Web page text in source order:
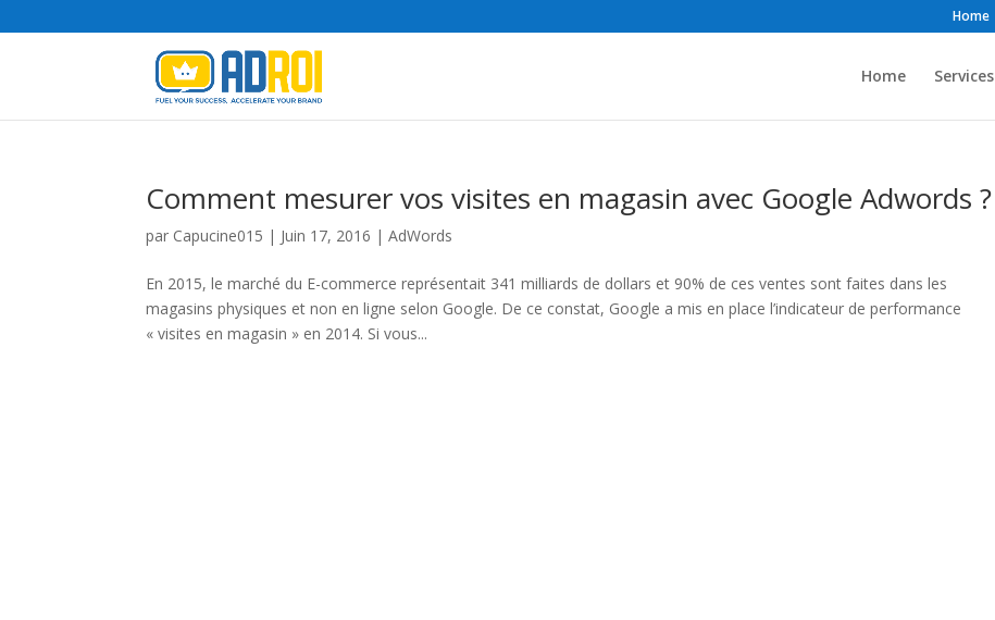
Home
Home Services
Comment mesurer vos visites en magasin avec Google Adwords ?
par Capucine015 | Juin 17, 2016 |AdWords
En 2015, le marché du E-commerce représentait 341 milliards de dollars et 90% de ces ventes sont faites dans les
magasins physiques et non en ligne selon Google. De ce constat, Google a mis en place l’indicateur de performance
« visites en magasin » en 2014. Si vous...